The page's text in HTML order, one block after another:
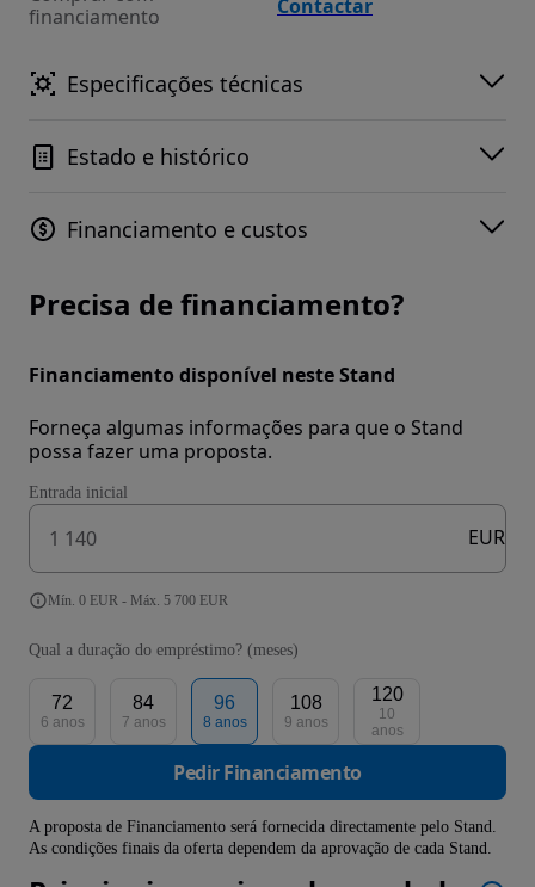
financiamento
Contactar
Especificações técnicas
Estado e histórico
Financiamento e custos
Precisa de financiamento?
Financiamento disponível neste Stand
Forneça algumas informações para que o Stand
possa fazer uma proposta.
Entrada inicial
EUR
Mín. 0 EUR - Máx. 5 700 EUR
Qual a duração do empréstimo? (meses)
72
6 anos
84
7 anos
96
8 anos
108
9 anos
120
10
anos
Pedir Financiamento
A proposta de Financiamento será fornecida directamente pelo Stand.
As condições finais da oferta dependem da aprovação de cada Stand.